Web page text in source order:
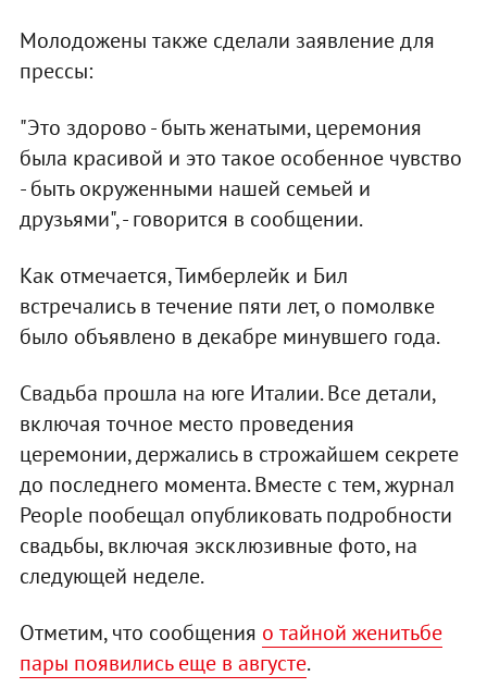
Молодожены также сделали заявление для
прессы:
"Это здорово - быть женатыми, церемония
была красивой и это такое особенное чувство
- быть окруженными нашей семьей и
друзьями", - говорится в сообщении.
Как отмечается, Тимберлейк и Бил
встречались в течение пяти лет, о помолвке
было объявлено в декабре минувшего года.
Свадьба прошла на юге Италии. Все детали,
включая точное место проведения
церемонии, держались в строжайшем секрете
до последнего момента. Вместе с тем, журнал
People пообещал опубликовать подробности
свадьбы, включая эксклюзивные фото, на
следующей неделе.
Отметим, что сообщения о тайной женитьбе
пары появились еще в августе.